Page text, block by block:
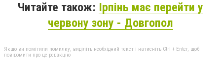
Читайте також: Ірпінь має перейти у
червону зону - Довгопол
Якщо ви помітили помилку, виділіть необхідний текст і натисніть Ctrl + Enter, щоб
повідомити про це редакцію